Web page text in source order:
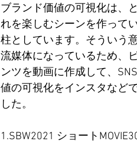
ブランド価値の可視化は、
れを楽しむシーンを作って
柱としています。そういう
流媒体になっているため、
ンツを動画に作成して、
値の可視化をインスタなど
した。
1.SBW2021 ショート